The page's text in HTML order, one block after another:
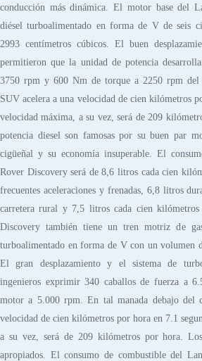
conducción más dinámica. El motor base del
diésel turboalimentado en forma de V de seis
2993 centímetros cúbicos. El buen
permitieron que la unidad de potencia
3750 rpm y 600 Nm de torque a 2250 rpm
SUV acelera a una velocidad de cien kilómetros
velocidad máxima, a su vez, será de 209
potencia diesel son famosas por su buen par
cigüeñal y su economía insuperable. El
Rover Discovery será de 8,6 litros cada cien
frecuentes aceleraciones y frenadas, 6,8 litros
carretera rural y 7,5 litros cada cien
Discovery también tiene un tren motriz de
turboalimentado en forma de V con un volumen
El gran desplazamiento y el sistema de
ingenieros exprimir 340 caballos de fuerza a
motor a 5.000 rpm. En tal manada debajo del
velocidad de cien kilómetros por hora en 7.1
a su vez, será de 209 kilómetros por hora.
apropiados. El consumo de combustible del